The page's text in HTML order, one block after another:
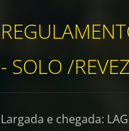
- SOLO /
Largada e